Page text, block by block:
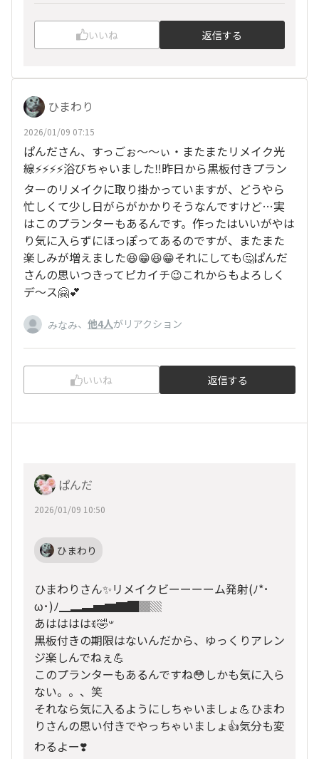
いいね 返信する
ひまわり
2026/01/09 07:15
ぱんださん、すっごぉ〜〜ぃ・またまたリメイク光
線⚡️⚡️⚡️⚡️浴びちゃいました‼️昨日から黒板付きプラン
ターのリメイクに取り掛かっていますが、どうやら
忙しくて少し日がらがかかりそうなんですけど…実
はこのプランターもあるんです。作ったはいいがやは
り気に入らずにほっぽってあるのですが、またまた
楽しみが増えました😆😁😆😁それにしても🤔ぱんだ
さんの思いつきってピカイチ😉これからもよろしく
デ〜ス🤗💕
みなみ、 他4人がリアクション
いいね 返信する
ぱんだ
2026/01/09 10:50
ひまわり
ひまわりさん✨リメイクビーーーーム発射(ﾉ*･
ω･)ﾉ▁▂▃▅▆▇█▓▒
あははははꉂ🤣𐤔
黒板付きの期限はないんだから、ゆっくりアレン
ジ楽しんでねぇ💪
このプランターもあるんですね😳しかも気に入ら
ない。。、笑
それなら気に入るようにしちゃいましょ💪ひまわ
りさんの思い付きでやっちゃいましょ👍気分も変
わるよー❣️